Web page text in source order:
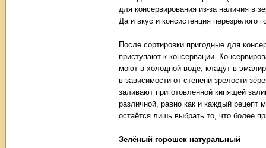
для консервирования из-за наличия в
Да и вкус и консистенция перезрелого
После сортировки пригодные для
приступают к консервации.
моют в холодной воде, кладут в
в зависимости от степени зрелости
заливают приготовленной кипящей
различной, равно как и каждый рецепт
остаётся лишь выбрать то, что более
Зелёный горошек натуральный